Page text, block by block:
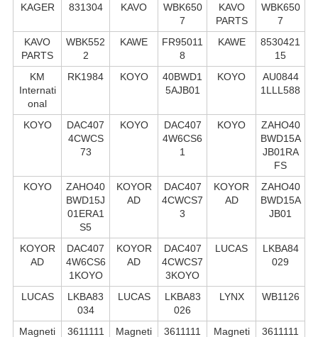
KAGER
831304 KAVO
WBK650
7
KAVO
PARTS
WBK650
7
KAVO
PARTS
WBK552
2
KAWE
FR95011
8
KAWE
8530421
15
KM
Internati
onal
RK1984 KOYO
40BWD1
5AJB01
KOYO
AU0844
1LLL588
KOYO
DAC407
4CWCS
73
KOYO
DAC407
4W6CS6
1
KOYO
ZAHO40
BWD15A
JB01RA
FS
KOYO
ZAHO40
BWD15J
01ERA1
S5
KOYOR
AD
DAC407
4CWCS7
3
KOYOR
AD
ZAHO40
BWD15A
JB01
KOYOR
AD
DAC407
4W6CS6
1KOYO
KOYOR
AD
DAC407
4CWCS7
3KOYO
LUCAS
LKBA84
029
LUCAS
LKBA83
034
LUCAS
LKBA83
026
LYNX WB1126
Magneti
3611111
Magneti
3611111
Magneti
3611111